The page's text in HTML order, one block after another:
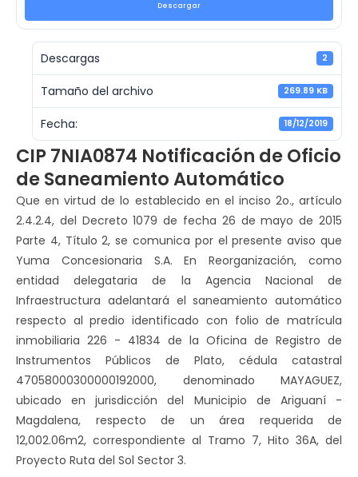
Descargar
Descargas 2
Tamaño del archivo 269.89 KB
Fecha: 18/12/2019
CIP 7NIA0874 Notificación de Oficio
de Saneamiento Automático
Que en virtud de lo establecido en el inciso 2o., artículo
2.4.2.4, del Decreto 1079 de fecha 26 de mayo de 2015
Parte 4, Título 2, se comunica por el presente aviso que
Yuma Concesionaria S.A. En Reorganización, como
entidad delegataria de la Agencia Nacional de
Infraestructura adelantará el saneamiento automático
respecto al predio identificado con folio de matrícula
inmobiliaria 226 - 41834 de la Oficina de Registro de
Instrumentos Públicos de Plato, cédula catastral
47058000300000192000, denominado MAYAGUEZ,
ubicado en jurisdicción del Municipio de Ariguaní -
Magdalena, respecto de un área requerida de
12,002.06m2, correspondiente al Tramo 7, Hito 36A, del
Proyecto Ruta del Sol Sector 3.